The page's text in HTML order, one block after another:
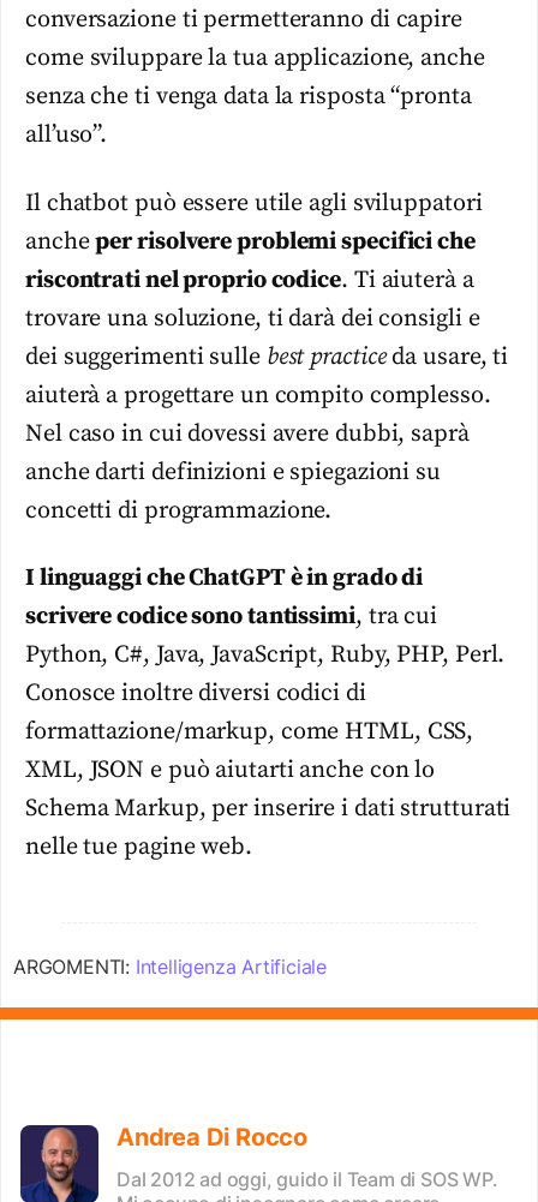
conversazione ti permetteranno di capire
come sviluppare la tua applicazione, anche
senza che ti venga data la risposta “pronta
all’uso”.
Il chatbot può essere utile agli sviluppatori
ancheper risolvere problemi specifici che
riscontrati nel proprio codice. Ti aiuterà a
trovare una soluzione, ti darà dei consigli e
dei suggerimenti sulle best practiceda usare, ti
aiuterà a progettare un compito complesso.
Nel caso in cui dovessi avere dubbi, saprà
anche darti definizioni e spiegazioni su
concetti di programmazione.
I linguaggi che ChatGPT è in grado di
scrivere codice sono tantissimi, tra cui
Python, C#, Java, JavaScript, Ruby, PHP, Perl.
Conosce inoltre diversi codici di
formattazione/markup, come HTML, CSS,
XML, JSON e può aiutarti anche con lo
Schema Markup, per inserire i dati strutturati
nelle tue pagine web.
ARGOMENTI: Intelligenza Artificiale
Andrea Di Rocco
Dal 2012 ad oggi, guido il Team di SOS WP.